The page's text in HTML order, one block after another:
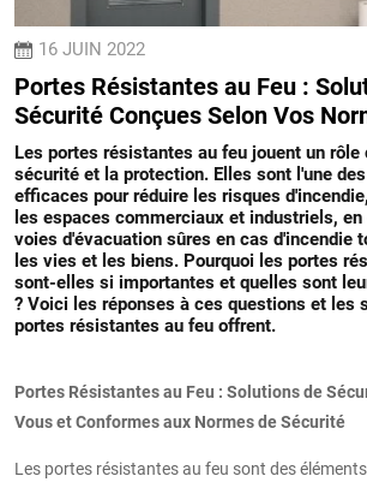
16 JUIN 2022
Portes Résistantes au Feu :
Sécurité Conçues Selon Vos
Les portes résistantes au feu jouent un rôle
sécurité et la protection. Elles sont l'une
efficaces pour réduire les risques
les espaces commerciaux et industriels,
voies d'évacuation sûres en cas d'incendie
les vies et les biens. Pourquoi les portes
sont-elles si importantes et quelles sont
? Voici les réponses à ces questions et les
portes résistantes au feu offrent.
Portes Résistantes au Feu : Solutions de
Vous et Conformes aux Normes de Sécurité
Les portes résistantes au feu sont des